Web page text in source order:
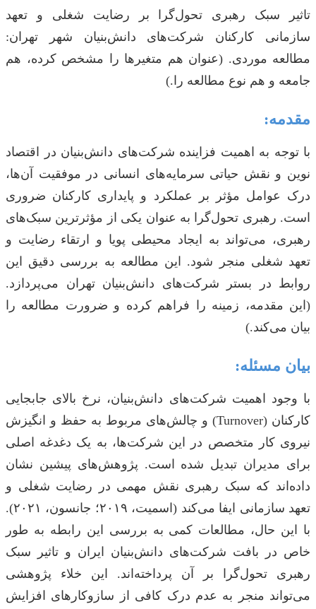
تاثیر سبک رهبری تحول‌گرا بر رضایت شغلی و تعهد
سازمانی کارکنان شرکت‌های دانش‌بنیان شهر تهران:
مطالعه موردی. (عنوان هم متغیرها را مشخص کرده، هم
جامعه و هم نوع مطالعه را.)
مقدمه:
با توجه به اهمیت فزاینده شرکت‌های دانش‌بنیان در اقتصاد
نوین و نقش حیاتی سرمایه‌های انسانی در موفقیت آن‌ها،
درک عوامل مؤثر بر عملکرد و پایداری کارکنان ضروری
است. رهبری تحول‌گرا به عنوان یکی از مؤثرترین سبک‌های
رهبری، می‌تواند به ایجاد محیطی پویا و ارتقاء رضایت و
تعهد شغلی منجر شود. این مطالعه به بررسی دقیق این
روابط در بستر شرکت‌های دانش‌بنیان تهران می‌پردازد.
(این مقدمه، زمینه را فراهم کرده و ضرورت مطالعه را
بیان می‌کند.)
بیان مسئله:
با وجود اهمیت شرکت‌های دانش‌بنیان، نرخ بالای جابجایی
کارکنان (Turnover) و چالش‌های مربوط به حفظ و انگیزش
نیروی کار متخصص در این شرکت‌ها، به یک دغدغه اصلی
برای مدیران تبدیل شده است. پژوهش‌های پیشین نشان
داده‌اند که سبک رهبری نقش مهمی در رضایت شغلی و
تعهد سازمانی ایفا می‌کند (اسمیت، ۲۰۱۹؛ جانسون، ۲۰۲۱).
با این حال، مطالعات کمی به بررسی این رابطه به طور
خاص در بافت شرکت‌های دانش‌بنیان ایران و تاثیر سبک
رهبری تحول‌گرا بر آن پرداخته‌اند. این خلاء پژوهشی
می‌تواند منجر به عدم درک کافی از سازوکارهای افزایش